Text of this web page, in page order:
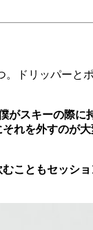
ドリッパー
スキーの際
れを外すのが大
こともセッシ